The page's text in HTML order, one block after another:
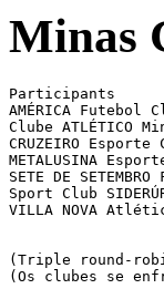
Minas
Participants
AMÉRICA Futebol
Clube ATLÉTICO
CRUZEIRO
METALUSINA
SETE DE
Sport Club
VILLA NOVA
(Triple round-
(Os clubes se